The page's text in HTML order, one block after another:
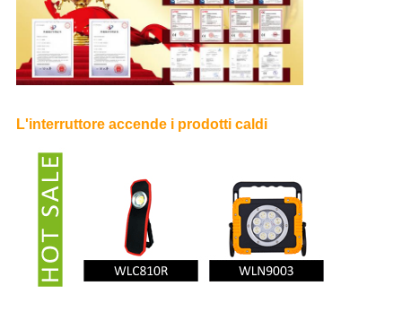
L'interruttore accende i prodotti caldi